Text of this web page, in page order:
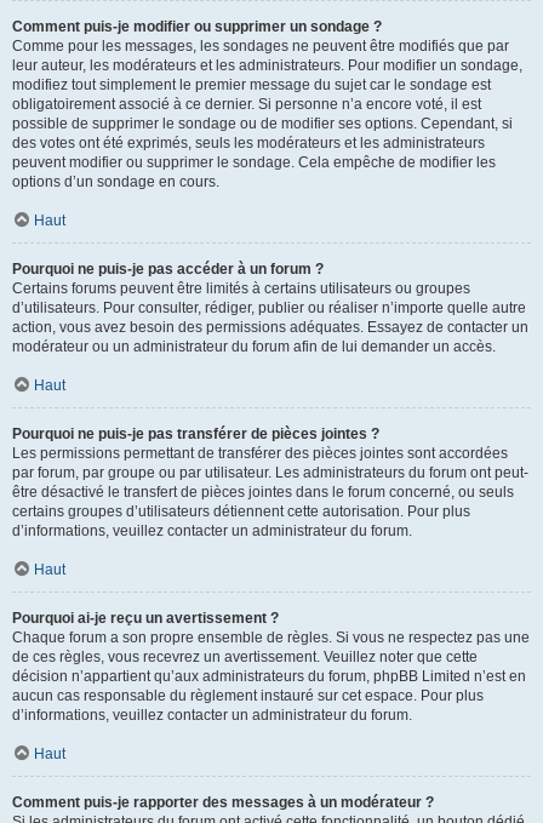
Comment puis-je modifier ou supprimer un sondage ?
Comme pour les messages, les sondages ne peuvent être modifiés que par
leur auteur, les modérateurs et les administrateurs. Pour modifier un sondage,
modifiez tout simplement le premier message du sujet car le sondage est
obligatoirement associé à ce dernier. Si personne n’a encore voté, il est
possible de supprimer le sondage ou de modifier ses options. Cependant, si
des votes ont été exprimés, seuls les modérateurs et les administrateurs
peuvent modifier ou supprimer le sondage. Cela empêche de modifier les
options d’un sondage en cours.
Haut
Pourquoi ne puis-je pas accéder à un forum ?
Certains forums peuvent être limités à certains utilisateurs ou groupes
d’utilisateurs. Pour consulter, rédiger, publier ou réaliser n’importe quelle autre
action, vous avez besoin des permissions adéquates. Essayez de contacter un
modérateur ou un administrateur du forum afin de lui demander un accès.
Haut
Pourquoi ne puis-je pas transférer de pièces jointes ?
Les permissions permettant de transférer des pièces jointes sont accordées
par forum, par groupe ou par utilisateur. Les administrateurs du forum ont peut-
être désactivé le transfert de pièces jointes dans le forum concerné, ou seuls
certains groupes d’utilisateurs détiennent cette autorisation. Pour plus
d’informations, veuillez contacter un administrateur du forum.
Haut
Pourquoi ai-je reçu un avertissement ?
Chaque forum a son propre ensemble de règles. Si vous ne respectez pas une
de ces règles, vous recevrez un avertissement. Veuillez noter que cette
décision n’appartient qu’aux administrateurs du forum, phpBB Limited n’est en
aucun cas responsable du règlement instauré sur cet espace. Pour plus
d’informations, veuillez contacter un administrateur du forum.
Haut
Comment puis-je rapporter des messages à un modérateur ?